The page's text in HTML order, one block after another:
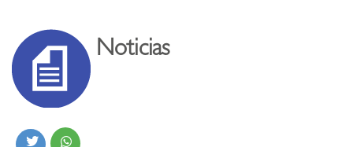
Noticias